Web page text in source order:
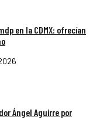
en la CDMX: ofrecían
Ángel Aguirre por